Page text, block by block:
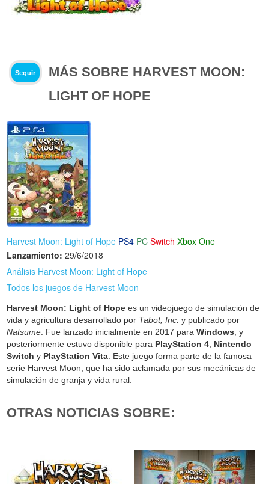
Seguir
MÁS SOBRE HARVEST MOON:
LIGHT OF HOPE
Harvest Moon: Light of Hope PS4 PC Switch Xbox One
Lanzamiento: 29/6/2018
Análisis Harvest Moon: Light of Hope
Todos los juegos de Harvest Moon
Harvest Moon: Light of Hope es un videojuego de simulación de
vida y agricultura desarrollado por Tabot, Inc. y publicado por
Natsume . Fue lanzado inicialmente en 2017 paraWindows , y
posteriormente estuvo disponible para PlayStation 4 Nintendo
Switch y PlayStation Vita . Este juego forma parte de la famosa
serie Harvest Moon, que ha sido aclamada por sus mecánicas de
simulación de granja y vida rural.
OTRAS NOTICIAS SOBRE: